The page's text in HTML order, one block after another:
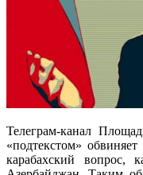
Телеграм-канал
«подтекстом»
карабахский